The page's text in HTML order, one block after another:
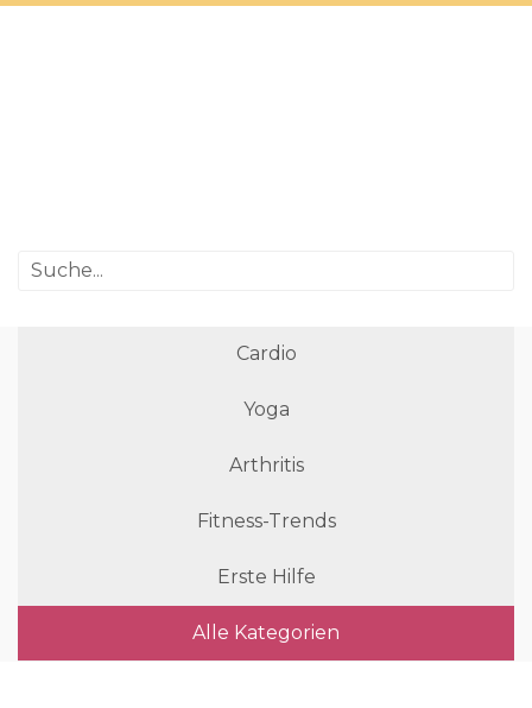
Cardio
Yoga
Arthritis
Fitness-Trends
Erste Hilfe
Alle Kategorien